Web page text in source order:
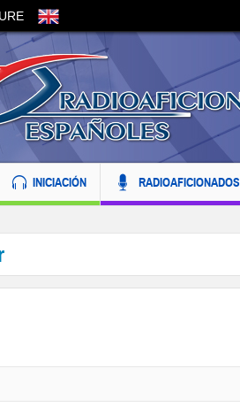
INICIACIÓN RADIOAFICIONADOS